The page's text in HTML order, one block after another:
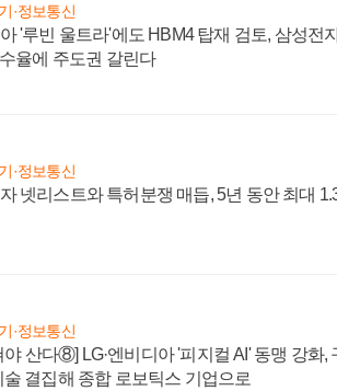
·정보통신
'루빈 울트라'에도 HBM4 탑재 검토, 삼성전
율에 주도권 갈린다
·정보통신
넷리스트와 특허분쟁 매듭, 5년 동안 최대
·정보통신
야 산다⑧] LG·엔비디아 '피지컬 AI' 동맹 강화,
술 결집해 종합 로보틱스 기업으로